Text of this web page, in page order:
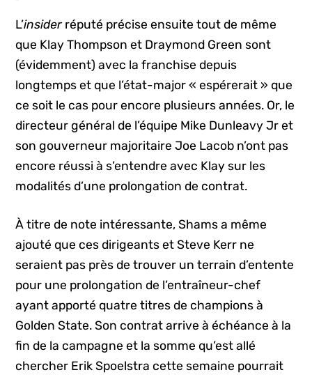
L’insiderréputé précise ensuite tout de même
que Klay Thompson et Draymond Green sont
(évidemment) avec la franchise depuis
longtemps et que l’état-major « espérerait » que
ce soit le cas pour encore plusieurs années. Or, le
directeur général de l’équipe Mike Dunleavy Jr et
son gouverneur majoritaire Joe Lacob n’ont pas
encore réussi à s’entendre avec Klay sur les
modalités d’une prolongation de contrat.
À titre de note intéressante, Shams a même
ajouté que ces dirigeants et Steve Kerr ne
seraient pas près de trouver un terrain d’entente
pour une prolongation de l’entraîneur-chef
ayant apporté quatre titres de champions à
Golden State. Son contrat arrive à échéance à la
fin de la campagne et la somme qu’est allé
chercher Erik Spoelstra cette semaine pourrait